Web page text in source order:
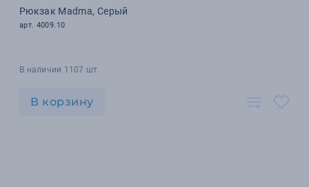
Рюкзак Madma, Серый
арт. 4009.10
В наличии 1107 шт.
В корзину